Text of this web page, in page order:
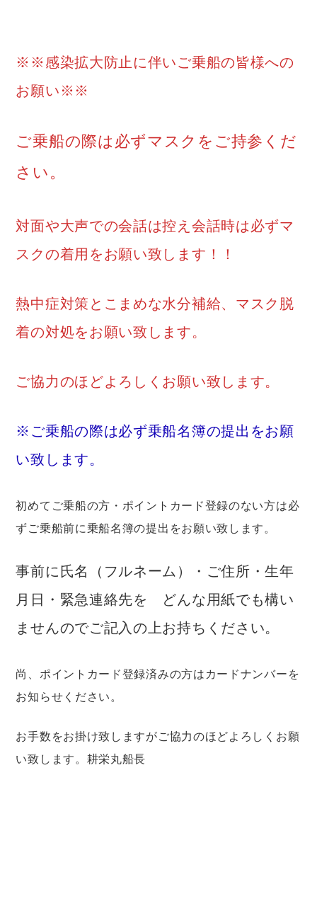
※※感染拡大防止に伴いご乗船の皆様への
お願い※※
ご乗船の際は必ずマスクをご持参くだ
さい。
対面や大声での会話は控え会話時は必ずマ
スクの着用をお願い致します！！
熱中症対策とこまめな水分補給、マスク脱
着の対処をお願い致します。
ご協力のほどよろしくお願い致します。
※ご乗船の際は必ず乗船名簿の提出をお願
い致します。
初めてご乗船の方・ポイントカード登録のない方は必
ずご乗船前に乗船名簿の提出をお願い致します。
事前に氏名（フルネーム）・ご住所・生年
月日・緊急連絡先を どんな用紙でも構い
ませんのでご記入の上お持ちください。
尚、ポイントカード登録済みの方はカードナンバーを
お知らせください。
お手数をお掛け致しますがご協力のほどよろしくお願
い致します。耕栄丸船長